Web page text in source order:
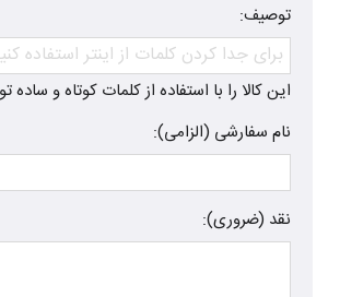
توصیف:
این کالا را با استفاده از کلمات کوتاه و
نام سفارشی (الزامی):
نقد (ضروری):